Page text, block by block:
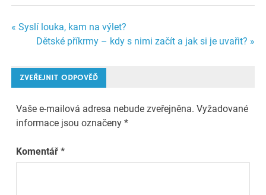
Navigace
příspěvek
« Syslí louka, kam na výlet?
Dětské příkrmy – kdy s nimi začít a jak si je uvařit? »
ZVEŘEJNIT ODPOVĚĎ
Vaše e-mailová adresa nebude zveřejněna. Vyžadované
informace jsou označeny*
Komentář*